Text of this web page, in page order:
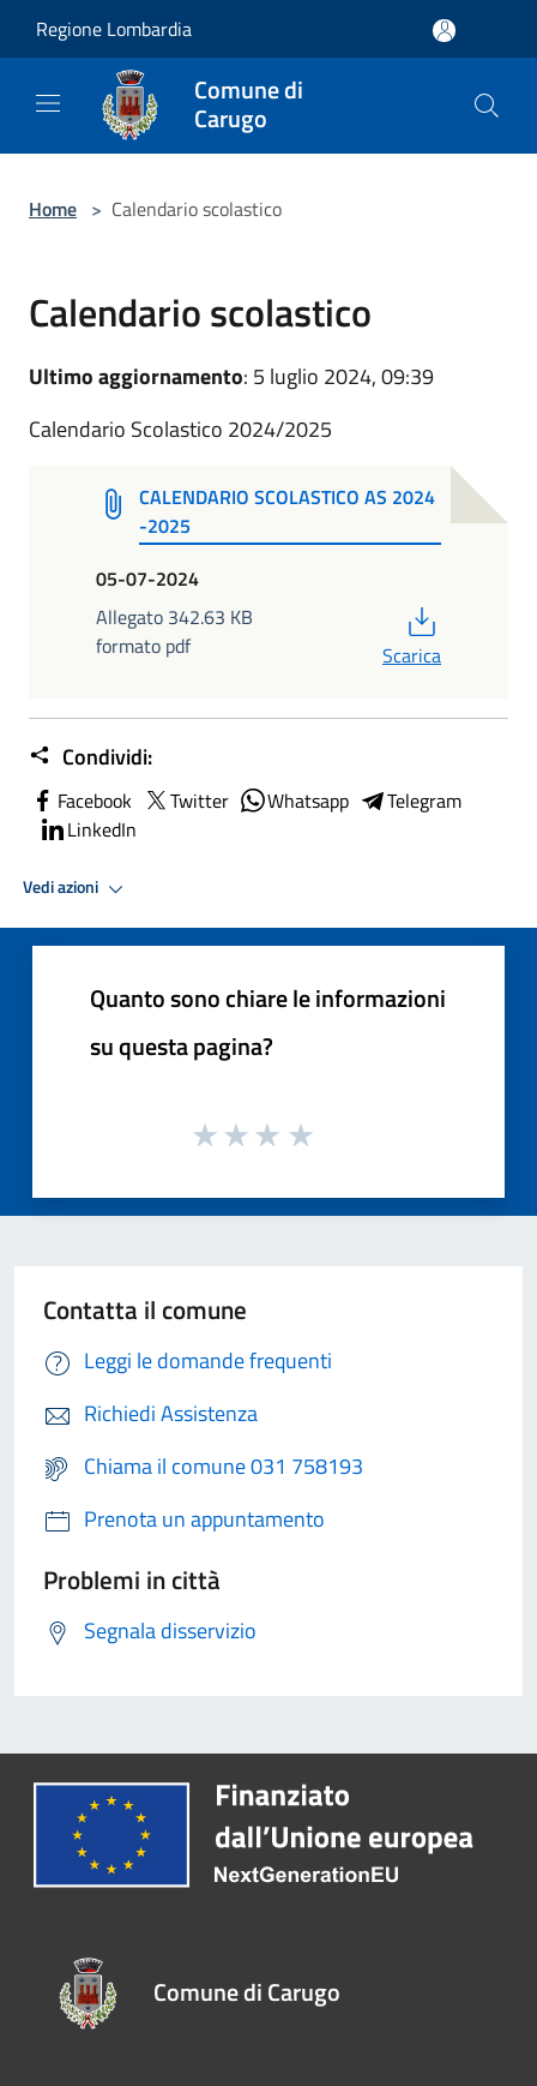
Regione Lombardia
Comune di
Carugo
Home > Calendario scolastico
Calendario scolastico
Ultimo aggiornamento: 5 luglio 2024, 09:39
Calendario Scolastico 2024/2025
CALENDARIO SCOLASTICO AS 2024
-2025
05-07-2024
Allegato 342.63 KB
formato pdf
Scarica
Condividi:
Facebook Twitter Whatsapp
Telegram
LinkedIn
Vedi azioni
Quanto sono chiare le informazioni
su questa pagina?
Contatta il comune
Leggi le domande frequenti
Richiedi Assistenza
Chiama il comune 031 758193
Prenota un appuntamento
Problemi in città
Segnala disservizio
Comune di Carugo